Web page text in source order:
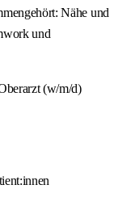
Nähe und
und
(w/m/d)